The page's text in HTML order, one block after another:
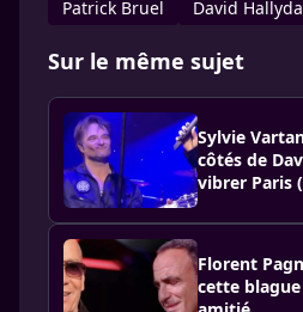
Patrick Bruel
David
Sur le même sujet
Sylvie
côtés de
vibrer Paris
Florent
cette